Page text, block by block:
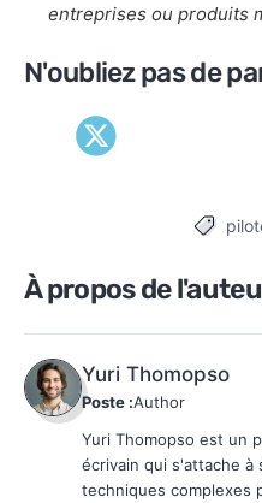
entreprises ou produits
N'oubliez pas de
Tags
À propos de
Yuri Thomopso
Poste :Author
Yuri Thomopso est un
écrivain qui s'attache à
techniques complexes